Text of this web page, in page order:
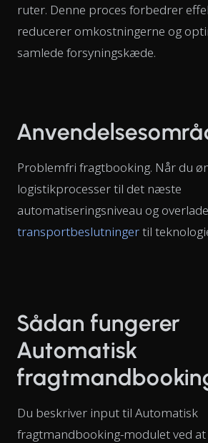
ruter. Denne proces forbedrer
reducerer omkostningerne og
samlede forsyningskæde.
Problemfri fragtbooking. Når du
logistikprocesser til det næste
automatiseringsniveau og
transportbeslutningertil
Sådan fungerer
Automatisk
Du beskriver input til Automatisk
fragtmandbooking-modulet ved